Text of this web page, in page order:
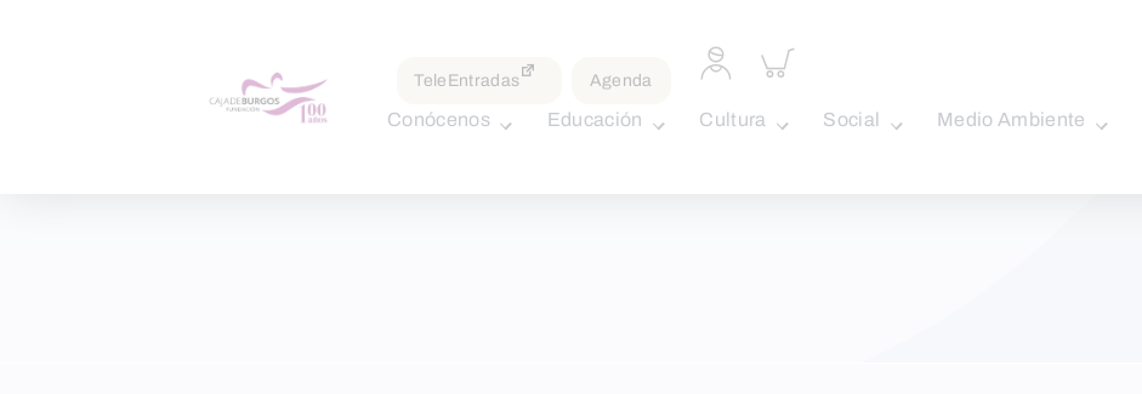
TeleEntradas Agenda
Acceder
a
personal
Inspeccionar
carrito
Conócenos Educación Cultura Social Medio Ambiente